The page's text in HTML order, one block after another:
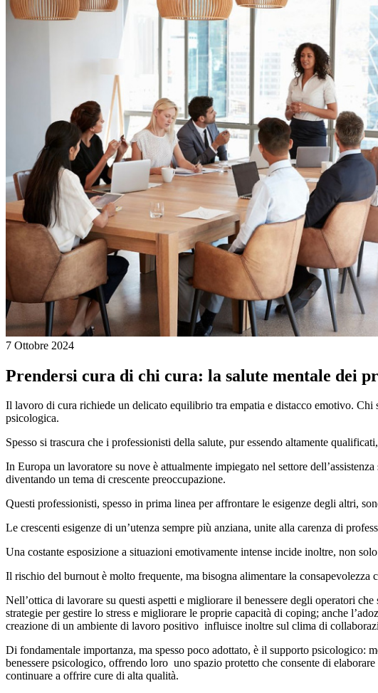
7 Ottobre 2024
Prendersi cura di chi cura: la salute mentale dei
Il lavoro di cura richiede un delicato equilibrio tra empatia e distacco emotivo. Chi
psicologica.
Spesso si trascura che i professionisti della salute, pur essendo altamente
In Europa un lavoratore su nove è attualmente impiegato nel settore
diventando un tema di crescente preoccupazione.
Questi professionisti, spesso in prima linea per affrontare le esigenze degli altri,
Le crescenti esigenze di un’utenza sempre più anziana, unite alla carenza di
Una costante esposizione a situazioni emotivamente intense incide inoltre, non
Il rischio del burnout è molto frequente, ma bisogna alimentare la consapevolezza
Nell’ottica di lavorare su questi aspetti e migliorare il benessere degli operatori
strategie per gestire lo stress e migliorare le proprie capacità di coping; anche
creazione di un ambiente di lavoro positivo influisce inoltre sul clima di
Di fondamentale importanza, ma spesso poco adottato, è il supporto
benessere psicologico, offrendo loro uno spazio protetto che consente di
continuare a offrire cure di alta qualità.